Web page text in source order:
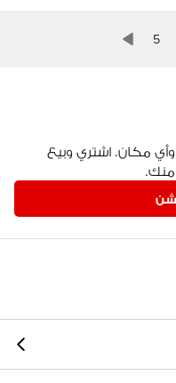
5
مكان. اشتري وبيع
منك.